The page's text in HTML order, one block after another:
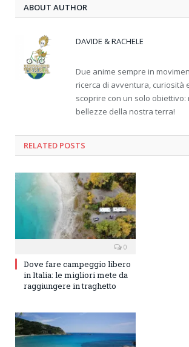
ABOUT AUTHOR
DAVIDE & RACHELE
Due anime sempre in
ricerca di avventura, curiosità
scoprire con un solo obiettivo:
bellezze della nostra terra!
RELATED POSTS
0
Dove fare campeggio libero
in Italia: le migliori mete da
raggiungere in traghetto